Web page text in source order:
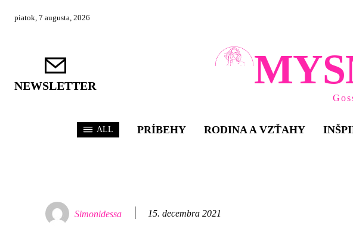
piatok, 7 augusta, 2026
NEWSLETTER
ALL PRÍBEHY RODINA A VZŤAHY
Simonidessa 15. decembra 2021